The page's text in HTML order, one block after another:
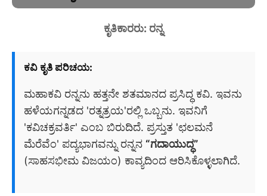
ಕೃತಿಕಾರರು: ರನ್ನ
ಕವಿ ಕೃತಿ ಪರಿಚಯ:
ಮಹಾಕವಿ ರನ್ನನು ಹತ್ತನೇ ಶತಮಾನದ ಪ್ರಸಿದ್ಧ ಕವಿ. ಇವನು
ಹಳೆಯಗನ್ನಡದ 'ರತ್ನತ್ರಯ'ರಲ್ಲಿ ಒಬ್ಬನು. ಇವನಿಗೆ
'ಕವಿಚಕ್ರವರ್ತಿ' ಎಂಬ ಬಿರುದಿದೆ. ಪ್ರಸ್ತುತ 'ಛಲಮನೆ
ಮೆರೆವೆಂ' ಪದ್ಯಭಾಗವನ್ನು ರನ್ನನ “ಗದಾಯುದ್ಧ”
(ಸಾಹಸಭೀಮ ವಿಜಯಂ) ಕಾವ್ಯದಿಂದ ಆರಿಸಿಕೊಳ್ಳಲಾಗಿದೆ.